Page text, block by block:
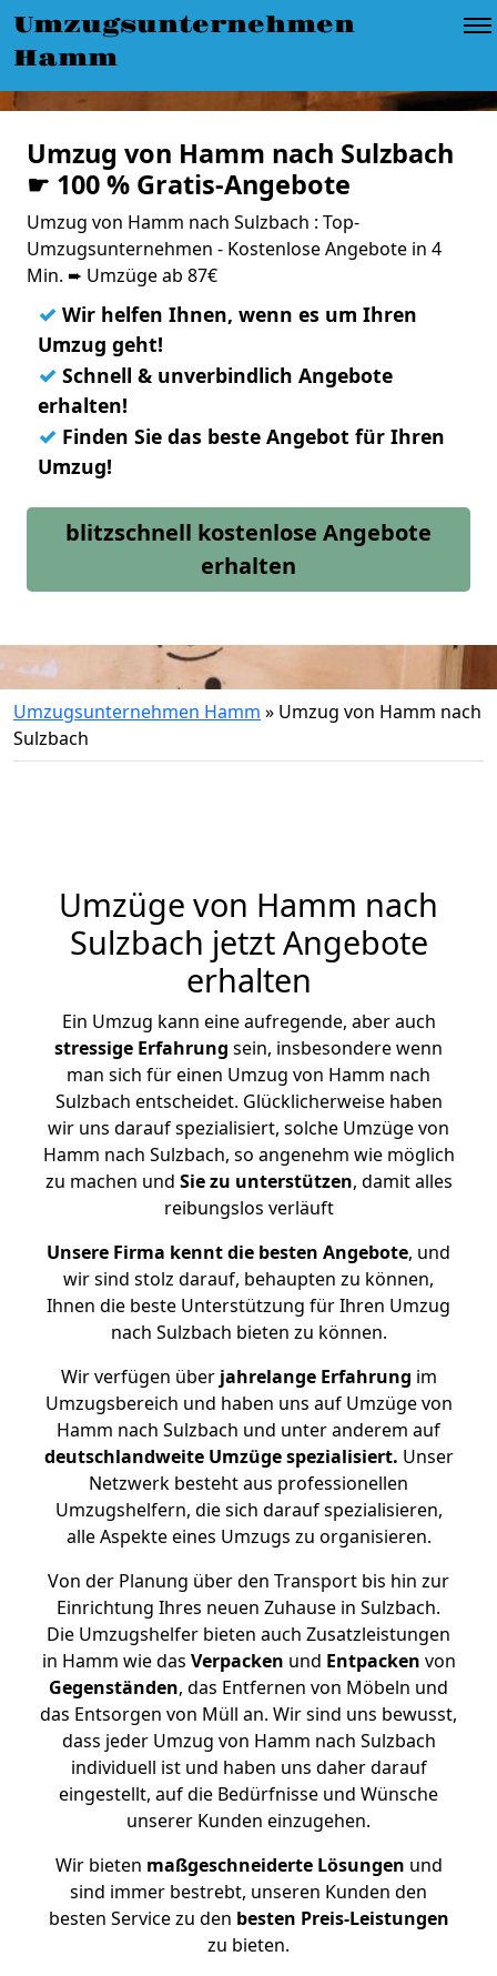
Umzugsunternehmen
Hamm
Umzug von Hamm nach Sulzbach
☛ 100 % Gratis-Angebote
Umzug von Hamm nach Sulzbach : Top-
Umzugsunternehmen - Kostenlose Angebote in 4
Min. ➨ Umzüge ab 87€
✓ Wir helfen Ihnen, wenn es um Ihren
Umzug geht!
✓ Schnell & unverbindlich Angebote
erhalten!
✓ Finden Sie das beste Angebot für Ihren
Umzug!
blitzschnell kostenlose Angebote
erhalten
Umzugsunternehmen Hamm » Umzug von Hamm nach
Sulzbach
Umzüge von Hamm nach
Sulzbach jetzt Angebote
erhalten
Ein Umzug kann eine aufregende, aber auch
stressige Erfahrung sein, insbesondere wenn
man sich für einen Umzug von Hamm nach
Sulzbach entscheidet. Glücklicherweise haben
wir uns darauf spezialisiert, solche Umzüge von
Hamm nach Sulzbach, so angenehm wie möglich
zu machen und Sie zu unterstützen, damit alles
reibungslos verläuft
Unsere Firma kennt die besten Angebote, und
wir sind stolz darauf, behaupten zu können,
Ihnen die beste Unterstützung für Ihren Umzug
nach Sulzbach bieten zu können.
Wir verfügen überjahrelange Erfahrung im
Umzugsbereich und haben uns auf Umzüge von
Hamm nach Sulzbach und unter anderem auf
deutschlandweite Umzüge spezialisiert. Unser
Netzwerk besteht aus professionellen
Umzugshelfern, die sich darauf spezialisieren,
alle Aspekte eines Umzugs zu organisieren.
Von der Planung über den Transport bis hin zur
Einrichtung Ihres neuen Zuhause in Sulzbach.
Die Umzugshelfer bieten auch Zusatzleistungen
in Hamm wie das Verpacken und Entpacken von
Gegenständen, das Entfernen von Möbeln und
das Entsorgen von Müll an. Wir sind uns bewusst,
dass jeder Umzug von Hamm nach Sulzbach
individuell ist und haben uns daher darauf
eingestellt, auf die Bedürfnisse und Wünsche
unserer Kunden einzugehen.
Wir bieten maßgeschneiderte Lösungen und
sind immer bestrebt, unseren Kunden den
besten Service zu den besten Preis-Leistungen
zu bieten.